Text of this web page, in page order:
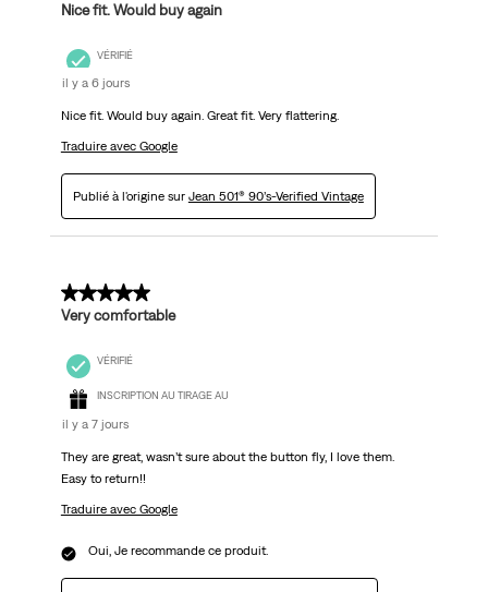
Nice fit. Would buy again
VÉRIFIÉ
il y a 6 jours
Nice fit. Would buy again. Great fit. Very flattering.
Traduire avec Google
Publié à l'origine sur Jean 501® 90’s-Verified Vintage
5 sur 5 étoiles.
Very comfortable
VÉRIFIÉ
INSCRIPTION AU TIRAGE AU
il y a 7 jours
They are great, wasn’t sure about the button fly, I love them.
Easy to return!!
Traduire avec Google
Oui, Je recommande ce produit.